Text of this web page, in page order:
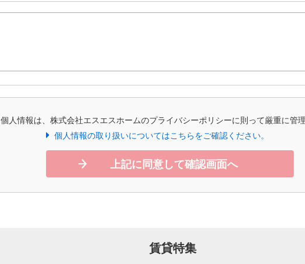
個人情報は、株式会社エスエスホームのプライバシーポリシーに則って厳重に管理
個人情報の取り扱いについてはこちらをご確認ください。
上記に同意して確認画面へ
賃貸特集